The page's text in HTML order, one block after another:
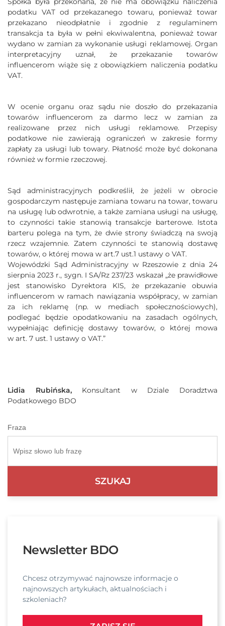
podatku VAT od przekazanego towaru, ponieważ towar
przekazano nieodpłatnie i zgodnie z regulaminem
transakcja ta była w pełni ekwiwalentna, ponieważ towar
wydano w zamian za wykonanie usługi reklamowej. Organ
interpretacyjny uznał, że przekazanie towarów
influencerom wiąże się z obowiązkiem naliczenia podatku
VAT.
W ocenie organu oraz sądu nie doszło do przekazania
towarów influencerom za darmo lecz w zamian za
realizowane przez nich usługi reklamowe. Przepisy
podatkowe nie zawierają ograniczeń w zakresie formy
zapłaty za usługi lub towary. Płatność może być dokonana
również w formie rzeczowej.
Sąd administracyjnych podkreślił, że jeżeli w obrocie
gospodarczym następuje zamiana towaru na towar, towaru
na usługę lub odwrotnie, a także zamiana usługi na usługę,
to czynności takie stanowią transakcje barterowe. Istota
barteru polega na tym, że dwie strony świadczą na swoją
rzecz wzajemnie. Zatem czynności te stanowią dostawę
towarów, o której mowa w art.7 ust.1 ustawy o VAT.
Wojewódzki Sąd Administracyjny w Rzeszowie z dnia 24
sierpnia 2023 r., sygn. I SA/Rz 237/23 wskazał „że prawidłowe
jest stanowisko Dyrektora KIS, że przekazanie obuwia
influencerom w ramach nawiązania współpracy, w zamian
za ich reklamę (np. w mediach społecznościowych),
podlegać będzie opodatkowaniu na zasadach ogólnych,
wypełniając definicję dostawy towarów, o której mowa
w art. 7 ust. 1 ustawy o VAT.”
Lidia Rubińska,Konsultant w Dziale Doradztwa
Podatkowego BDO
Fraza
Newsletter BDO
Chcesz otrzymywać najnowsze informacje o
najnowszych artykułach, aktualnościach i
szkoleniach?